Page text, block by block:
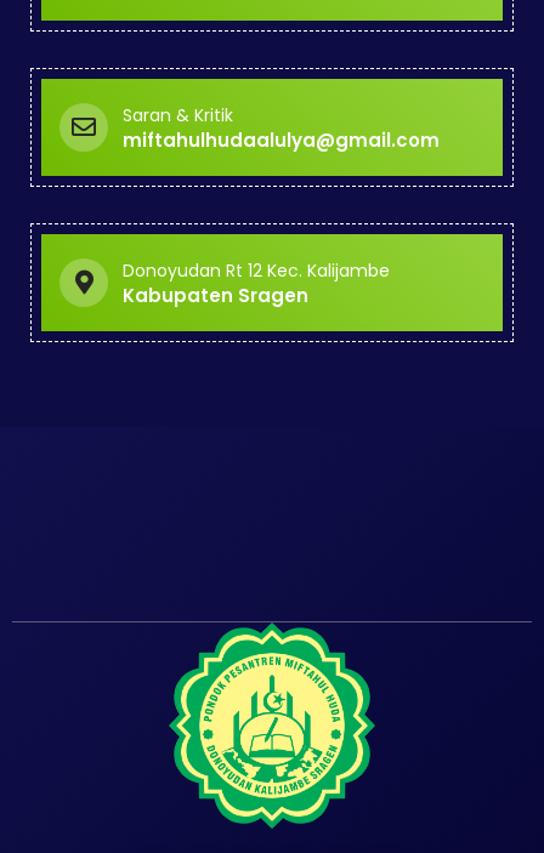
Saran & Kritik
miftahulhudaalulya@gmail.com
Donoyudan Rt 12 Kec. Kalijambe
Kabupaten Sragen